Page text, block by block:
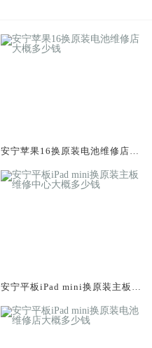
安宁苹果16换原装电池维修店大
安宁平板iPad mini换原装主板维